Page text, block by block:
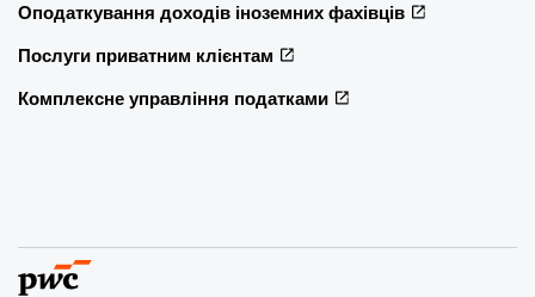
Оподаткування доходів іноземних фахівців
Послуги приватним клієнтам
Комплексне управління податками